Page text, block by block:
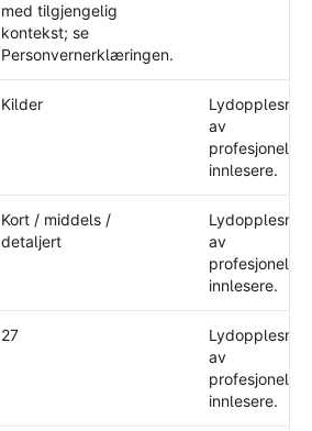
med tilgjengelig
kontekst; se
Personvernerklæringen.
Kilder
av
profesjonelle
innlesere.
Kort / middels /
detaljert
av
profesjonelle
innlesere.
27
av
profesjonelle
innlesere.